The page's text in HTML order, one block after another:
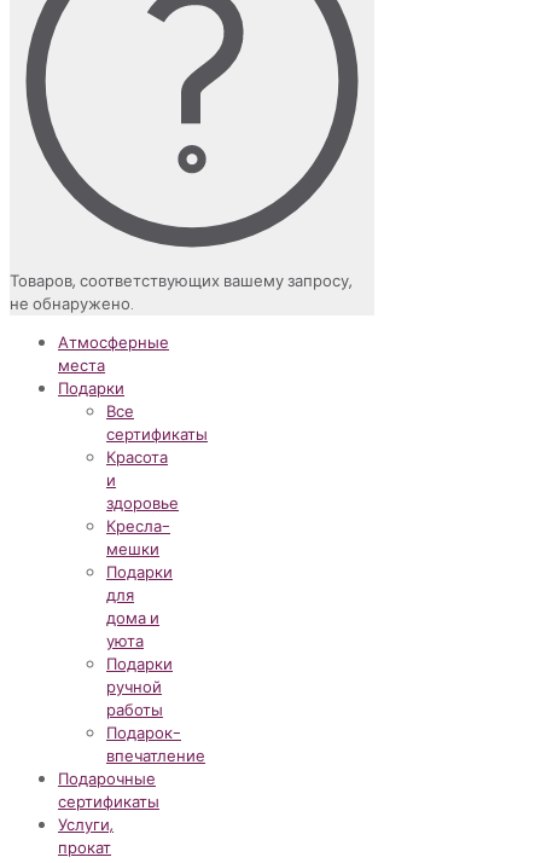
Товаров, соответствующих вашему запросу,
не обнаружено.
Атмосферные
места
Подарки
Все
сертификаты
Красота
и
здоровье
Кресла-
мешки
Подарки
для
дома и
уюта
Подарки
ручной
работы
Подарок-
впечатление
Подарочные
сертификаты
Услуги,
прокат